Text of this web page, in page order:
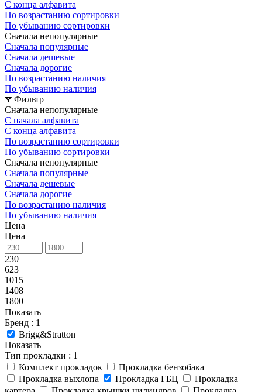
С конца алфавита
По возрастанию сортировки
По убыванию сортировки
Сначала непопулярные
Сначала популярные
Сначала дешевые
Сначала дорогие
По возрастанию наличия
По убыванию наличия
Фильтр
Сначала непопулярные
С начала алфавита
С конца алфавита
По возрастанию сортировки
По убыванию сортировки
Сначала непопулярные
Сначала популярные
Сначала дешевые
Сначала дорогие
По возрастанию наличия
По убыванию наличия
Цена
Цена
230
623
1015
1408
1800
Показать
Бренд : 1
Brigg&Stratton
Показать
Тип прокладки : 1
Комплект прокладок
Прокладка бензобака
Прокладка выхлопа
Прокладка ГБЦ
Прокладка